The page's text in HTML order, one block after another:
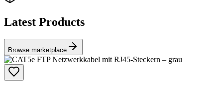
Latest Products
Browse marketplace